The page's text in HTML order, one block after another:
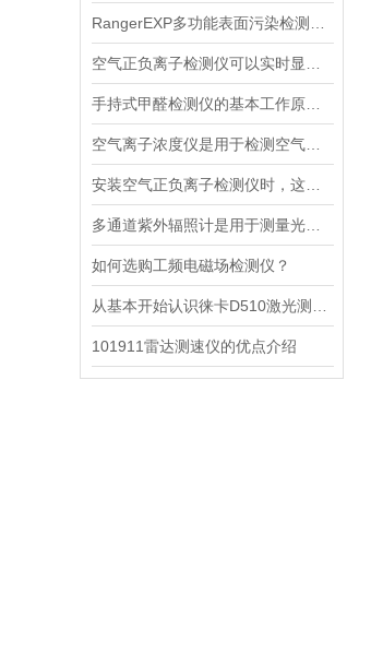
如何选购工频电磁场检测仪？
101911雷达测速仪的优点介绍